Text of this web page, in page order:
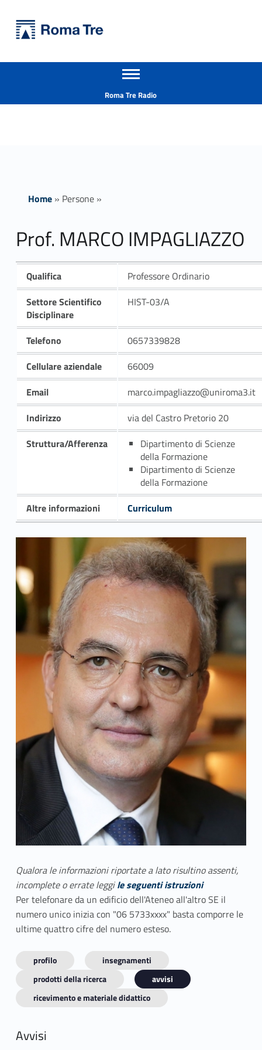
Prof. MARCO IMPAGLIAZZO - Università Roma Tre
Apri il menu secondario
Roma Tre Radio
Home» Persone»
Prof. MARCO IMPAGLIAZZO
Qualifica
Professore Ordinario
Settore Scientifico
Disciplinare
HIST-03/A
Telefono
0657339828
Cellulare aziendale
66009
Email
marco.impagliazzo@uniroma3.it
Indirizzo
via del Castro Pretorio 20
Struttura/Afferenza
Dipartimento di Scienze
della Formazione
Dipartimento di Scienze
della Formazione
Altre informazioni
Curriculum
Qualora le informazioni riportate a lato risultino assenti,
incomplete o errate leggile seguenti istruzioni
Per telefonare da un edificio dell'Ateneo all'altro SE il
numero unico inizia con "06 5733xxxx" basta comporre le
ultime quattro cifre del numero esteso.
profilo
insegnamenti
prodotti della ricerca
avvisi
ricevimento e materiale didattico
Avvisi